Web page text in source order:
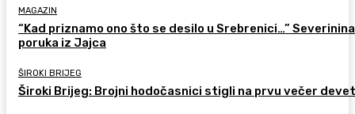
MAGAZIN
“Kad priznamo ono što se desilo u Srebrenici…” Severinina
poruka iz Jajca
ŠIROKI BRIJEG
Široki Brijeg: Brojni hodočasnici stigli na prvu večer